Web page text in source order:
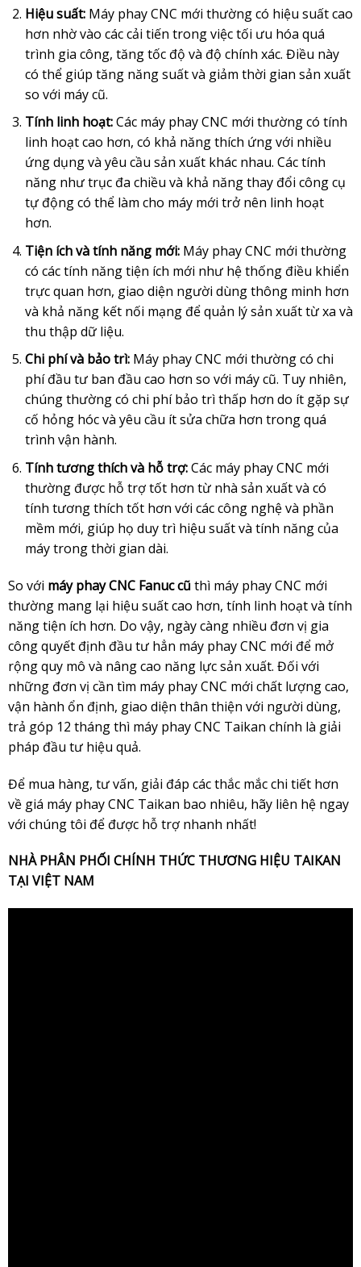
Hiệu suất:Máy phay CNC mới thường có hiệu suất cao
hơn nhờ vào các cải tiến trong việc tối ưu hóa quá
trình gia công, tăng tốc độ và độ chính xác. Điều này
có thể giúp tăng năng suất và giảm thời gian sản xuất
so với máy cũ.
Tính linh hoạt:Các máy phay CNC mới thường có tính
linh hoạt cao hơn, có khả năng thích ứng với nhiều
ứng dụng và yêu cầu sản xuất khác nhau. Các tính
năng như trục đa chiều và khả năng thay đổi công cụ
tự động có thể làm cho máy mới trở nên linh hoạt
hơn.
Tiện ích và tính năng mới:Máy phay CNC mới thường
có các tính năng tiện ích mới như hệ thống điều khiển
trực quan hơn, giao diện người dùng thông minh hơn
và khả năng kết nối mạng để quản lý sản xuất từ xa và
thu thập dữ liệu.
Chi phí và bảo trì:Máy phay CNC mới thường có chi
phí đầu tư ban đầu cao hơn so với máy cũ. Tuy nhiên,
chúng thường có chi phí bảo trì thấp hơn do ít gặp sự
cố hỏng hóc và yêu cầu ít sửa chữa hơn trong quá
trình vận hành.
Tính tương thích và hỗ trợ:Các máy phay CNC mới
thường được hỗ trợ tốt hơn từ nhà sản xuất và có
tính tương thích tốt hơn với các công nghệ và phần
mềm mới, giúp họ duy trì hiệu suất và tính năng của
máy trong thời gian dài.
So với máy phay CNC Fanuc cũthì máy phay CNC mới
thường mang lại hiệu suất cao hơn, tính linh hoạt và tính
năng tiện ích hơn. Do vậy, ngày càng nhiều đơn vị gia
công quyết định đầu tư hẳn máy phay CNC mới để mở
rộng quy mô và nâng cao năng lực sản xuất. Đối với
những đơn vị cần tìm máy phay CNC mới chất lượng cao,
vận hành ổn định, giao diện thân thiện với người dùng,
trả góp 12 tháng thì máy phay CNC Taikan chính là giải
pháp đầu tư hiệu quả.
Để mua hàng, tư vấn, giải đáp các thắc mắc chi tiết hơn
về giá máy phay CNC Taikan bao nhiêu, hãy liên hệ ngay
với chúng tôi để được hỗ trợ nhanh nhất!
NHÀ PHÂN PHỐI CHÍNH THỨC THƯƠNG HIỆU TAIKAN
TẠI VIỆT NAM